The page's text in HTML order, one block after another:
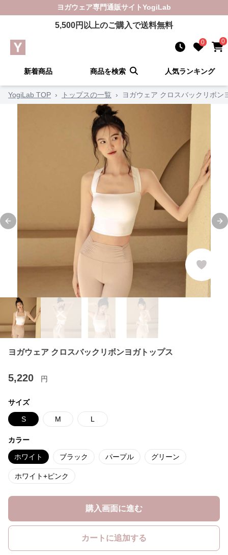
ヨガウェア専門通販サイトYogiLab
5,500円以上のご購入で送料無料
0 0
新着商品 商品を検索 人気ランキング
YogiLab TOP › トップスの一覧 › ヨガウェア クロスバックリボン
Previous slide
ヨガウェア クロスバックリボンヨガトップス
5,220 円
サイズ
S M L
カラー
ホワイト ブラック パープル グリーン
ホワイト+ピンク
購入画面に進む
カートに追加する